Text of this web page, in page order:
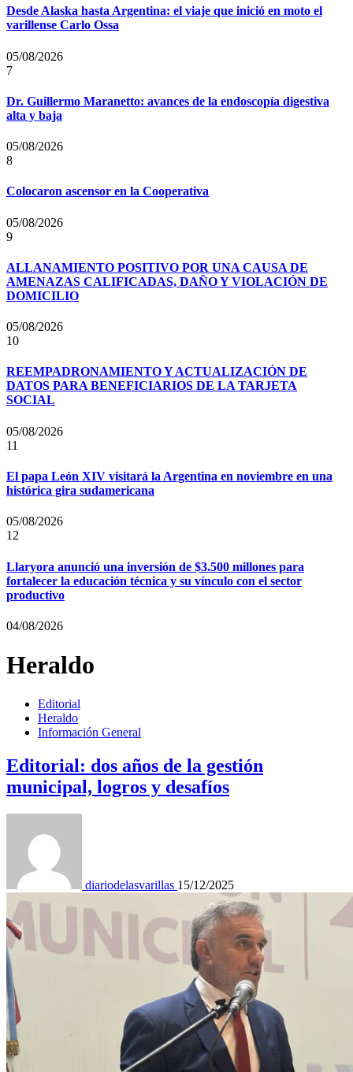
Desde Alaska hasta Argentina: el viaje que inició en moto el
varillense Carlo Ossa
05/08/2026
7
Dr. Guillermo Maranetto: avances de la endoscopía digestiva
alta y baja
05/08/2026
8
Colocaron ascensor en la Cooperativa
05/08/2026
9
ALLANAMIENTO POSITIVO POR UNA CAUSA DE
AMENAZAS CALIFICADAS, DAÑO Y VIOLACIÓN DE
DOMICILIO
05/08/2026
10
REEMPADRONAMIENTO Y ACTUALIZACIÓN DE
DATOS PARA BENEFICIARIOS DE LA TARJETA
SOCIAL
05/08/2026
11
El papa León XIV visitará la Argentina en noviembre en una
histórica gira sudamericana
05/08/2026
12
Llaryora anunció una inversión de $3.500 millones para
fortalecer la educación técnica y su vínculo con el sector
productivo
04/08/2026
Heraldo
Editorial
Heraldo
Información General
Editorial: dos años de la gestión
municipal, logros y desafíos
diariodelasvarillas 15/12/2025